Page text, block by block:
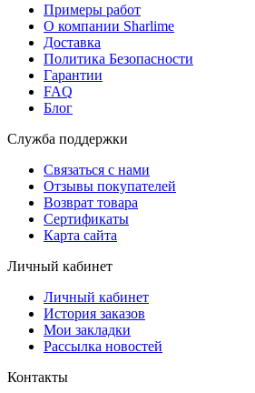
Примеры работ
О компании Sharlime
Доставка
Политика Безопасности
Гарантии
FAQ
Блог
Служба поддержки
Связаться с нами
Отзывы покупателей
Возврат товара
Сертификаты
Карта сайта
Личный кабинет
Личный кабинет
История заказов
Мои закладки
Рассылка новостей
Контакты